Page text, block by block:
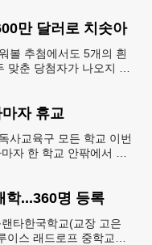
만 달러로 치솟아
볼 추첨에서도 5개의 흰
춘 당첨자가 나오지 않
자 휴교
사교육구 모든 학교 이번
자 한 학교 안팎에서 잇
학...360명 등록
타한국학교(교장 고은
스 래드로프 중학교에